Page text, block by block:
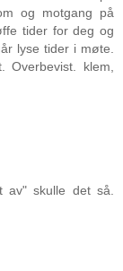
og motgang på
tider for deg og
lyse tider i møte.
klem,
av" skulle det så.